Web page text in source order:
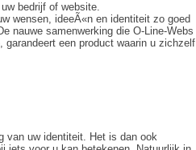
bedrijf of website.
wensen, ideeÃ«n en identiteit zo goed
nauwe samenwerking die O-Line-Webs
een product waarin u zichzelf
van uw identiteit. Het is dan ook